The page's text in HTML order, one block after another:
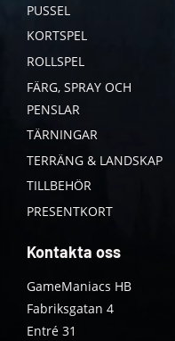
PUSSEL
KORTSPEL
ROLLSPEL
FÄRG, SPRAY OCH
PENSLAR
TÄRNINGAR
TERRÄNG & LANDSKAP
TILLBEHÖR
PRESENTKORT
Kontakta oss
GameManiacs HB
Fabriksgatan 4
Entré 31